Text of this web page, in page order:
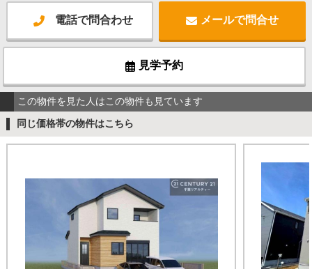
電話で問合わせ メールで問合せ
見学予約
この物件を見た人はこの物件も見ています
同じ価格帯の物件はこちら